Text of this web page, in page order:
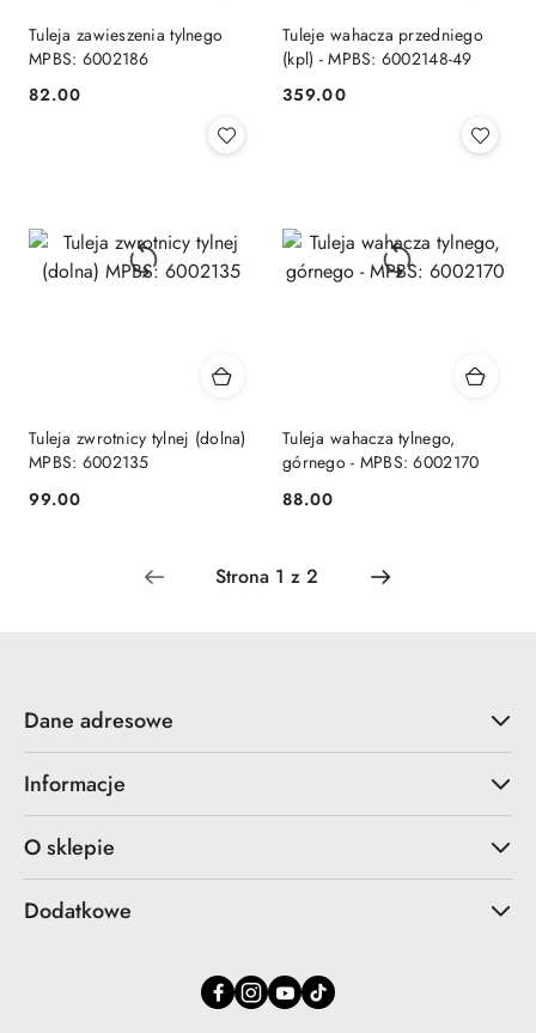
Tuleja zawieszenia tylnego
MPBS: 6002186
Cena:
82.00
Tuleje wahacza przedniego
(kpl) - MPBS: 6002148-49
Cena:
359.00
Tuleja zwrotnicy tylnej (dolna)
MPBS: 6002135
Cena:
99.00
Tuleja wahacza tylnego,
górnego - MPBS: 6002170
Cena:
88.00
Dane adresowe
Informacje
O sklepie
Dodatkowe